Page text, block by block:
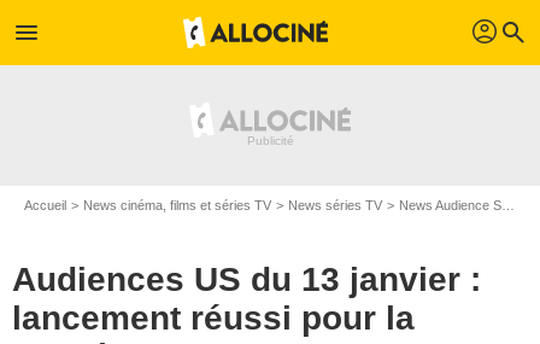
menu profil search
Accueil News cinéma, films et séries TV News séries TV News Audience Séries TV
Audiences US du 13 janvier :
lancement réussi pour la